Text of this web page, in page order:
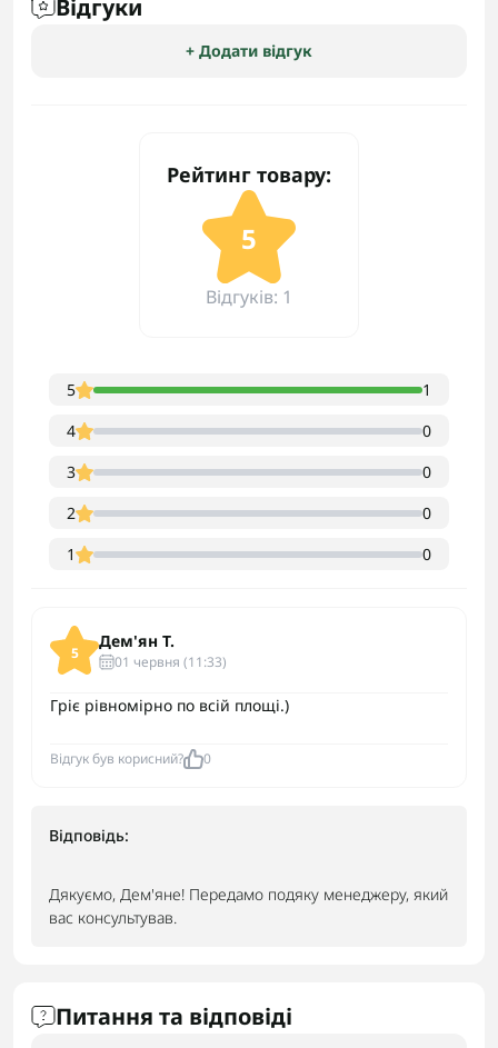
Відгуки
+ Додати відгук
Рейтинг товару:
5
Відгуків: 1
5
1
4
0
3
0
2
0
1
0
5
Дем'ян Т.
01 червня (11:33)
Гріє рівномірно по всій площі.)
Відгук був корисний? 0
Відповідь:
Дякуємо, Дем'яне! Передамо подяку менеджеру, який
вас консультував.
Питання та відповіді